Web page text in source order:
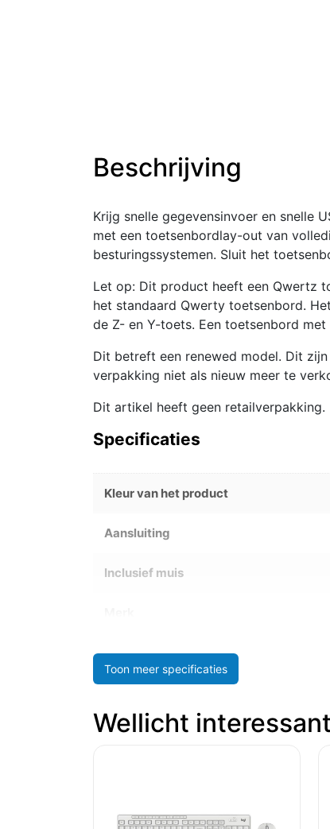
Beschrijving
Krijg snelle gegevensinvoer en snelle
met een toetsenbordlay-out van
besturingssystemen. Sluit het
Let op: Dit product heeft een Qwertz
het standaard Qwerty toetsenbord.
de Z- en Y-toets. Een toetsenbord
Dit betreft een renewed model. Dit
verpakking niet als nieuw meer te
Dit artikel heeft geen retailverpakking.
Specificaties
Kleur van het product
Aansluiting
Inclusief muis
Toon meer specificaties
Wellicht interessant